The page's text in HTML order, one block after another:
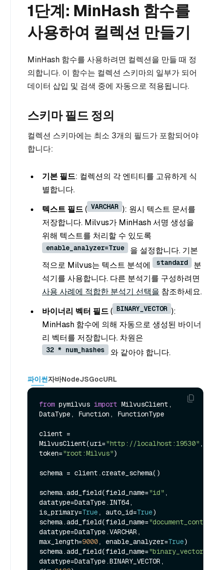
1단계: MinHash 함수를
사용하여 컬렉션 만들기
MinHash 함수를 사용하려면 컬렉션을 만들 때 정
의합니다. 이 함수는 컬렉션 스키마의 일부가 되어
데이터 삽입 및 검색 중에 자동으로 적용됩니다.
스키마 필드 정의
컬렉션 스키마에는 최소 3개의 필드가 포함되어야
합니다:
기본 필드: 컬렉션의 각 엔티티를 고유하게 식
별합니다.
텍스트 필드( VARCHAR ): 원시 텍스트 문서를
저장합니다. Milvus가 MinHash 서명 생성을
위해 텍스트를 처리할 수 있도록
enable_analyzer=True
을 설정합니다. 기본
적으로 Milvus는 텍스트 분석에
standard
분
석기를 사용합니다. 다른 분석기를 구성하려면
사용 사례에 적합한 분석기 선택을 참조하세요.
바이너리 벡터 필드( BINARY_VECTOR ):
MinHash 함수에 의해 자동으로 생성된 바이너
리 벡터를 저장합니다. 차원은
32 * num_hashes 와 같아야 합니다.
파이썬자바NodeJSGocURL
from pymilvus import MilvusClient,
DataType, Function, FunctionType
client =
MilvusClient(uri="http://localhost:19530" ,
token="root:Milvus")
schema = client.create_schema()
schema.add_field(field_name="id" ,
datatype=DataType.INT64,
is_primary=True, auto_id=True)
schema.add_field(field_name="document_content"
datatype=DataType.VARCHAR,
max_length=9000, enable_analyzer=True)
schema.add_field(field_name="binary_vector"
datatype=DataType.BINARY_VECTOR,